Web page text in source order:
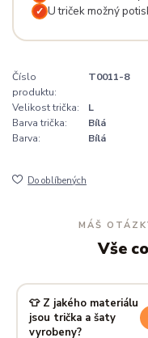
✓ U triček možný
Číslo
produktu:
T0011-8
Velikost trička:
L
Barva trička:
Bílá
Barva:
Bílá
Do oblíbených
MÁŠ
Vše co
👕 Z jakého materiálu
jsou trička a šaty
vyrobeny?